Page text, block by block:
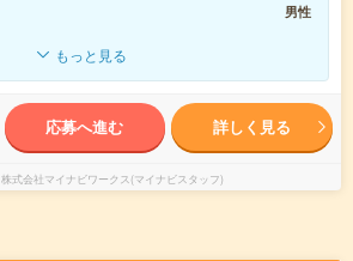
男性
もっと見る
応募へ進む 詳しく見る
株式会社マイナビワークス(マイナビスタッフ)